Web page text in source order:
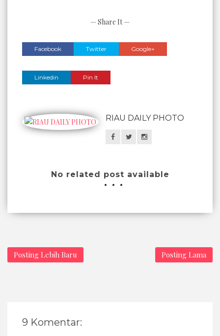
— Share It —
Facebook Twitter Google+
Linkedin Pin It
RIAU DAILY PHOTO
No related post available
Posting Lebih Baru Posting Lama
9 Komentar: